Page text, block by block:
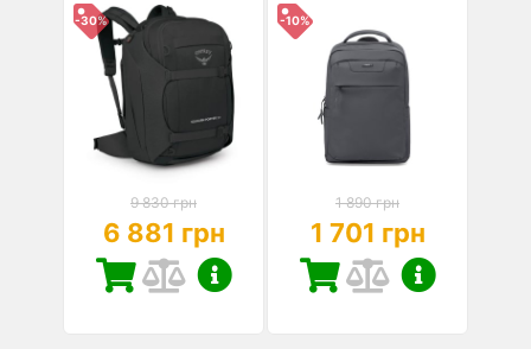
-30%
9 830 грн
6 881 грн
-10%
1 890 грн
1 701 грн